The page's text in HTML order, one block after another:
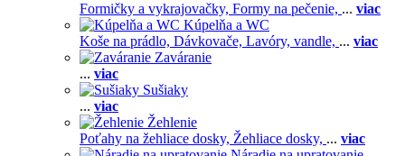
Formičky a vykrajovačky, Formy na pečenie, ... viac
Kúpelňa a WC
Koše na prádlo, Dávkovače, Lavóry, vandle, ... viac
Zaváranie
... viac
Sušiaky
... viac
Žehlenie
Poťahy na žehliace dosky, Žehliace dosky, ... viac